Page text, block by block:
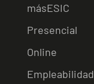
másESIC
Presencial
Online
Empleabilidad